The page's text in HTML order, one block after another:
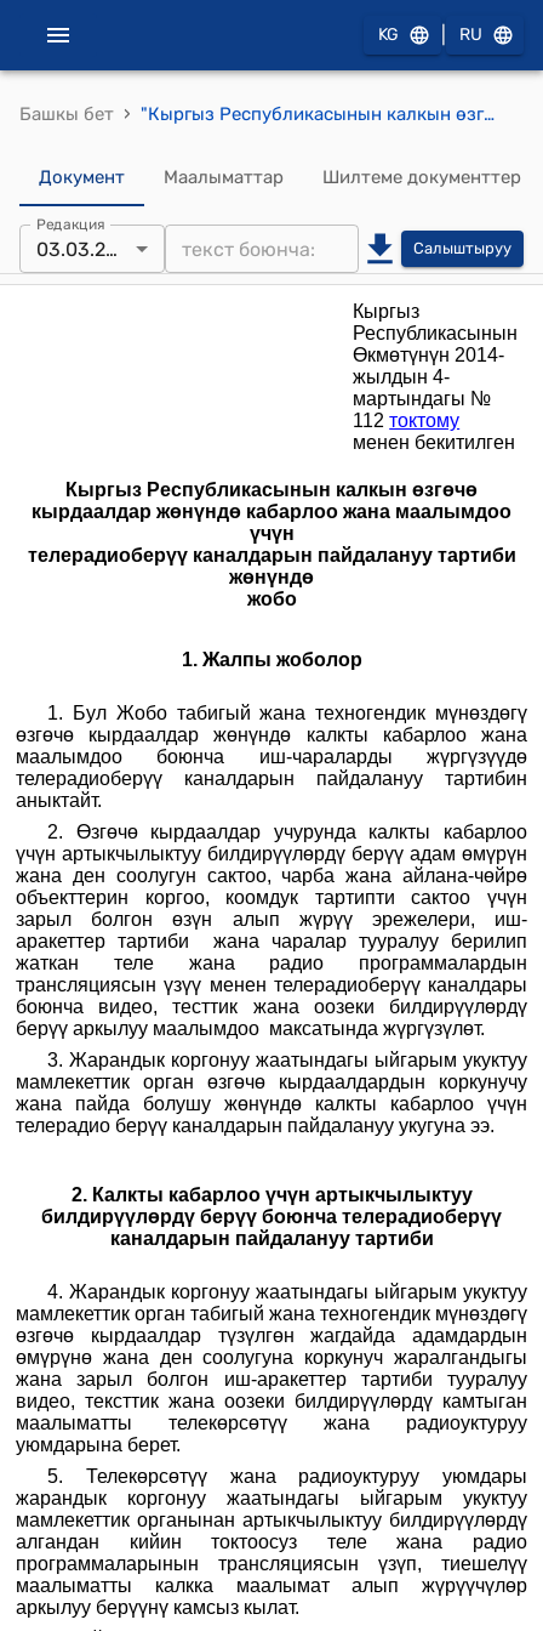
KG RU
Башкы бет › "Кыргыз Республикасынын калкын өзгөчө кырдаалдар жөнүндө кабарлоо жана маалымдоо үчүн телерадиоберүү каналдарын пайдалануу тартиби жөнүндө" жобо (КР Өкмөтүнүн 2014-жылдын 4-мартындагы № 112 токтому менен бекитилген)
Документ Маалыматтар Шилтеме документтер
Редакция
03.03.2014 Салыштыруу